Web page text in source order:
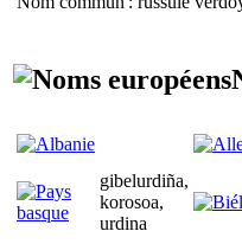
gibelurdiña,
korosoa,
urdina